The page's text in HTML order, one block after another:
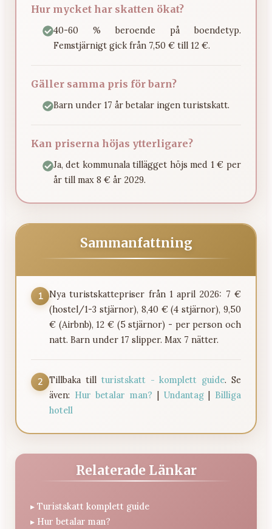
Hur mycket har skatten ökat?
40-60 % beroende på boendetyp.
Femstjärnigt gick från 7,50 € till 12 €.
Gäller samma pris för barn?
Barn under 17 år betalar ingen turistskatt.
Kan priserna höjas ytterligare?
Ja, det kommunala tillägget höjs med 1 € per
år till max 8 € år 2029.
Sammanfattning
1 Nya turistskattepriser från 1 april 2026: 7 €
(hostel/1-3 stjärnor), 8,40 € (4 stjärnor), 9,50
€ (Airbnb), 12 € (5 stjärnor) - per person och
natt. Barn under 17 slipper. Max 7 nätter.
2 Tillbaka till turistskatt - komplett guide. Se
även: Hur betalar man? Undantag| Billiga
hotell
Relaterade Länkar
▸ Turistskatt komplett guide
▸ Hur betalar man?